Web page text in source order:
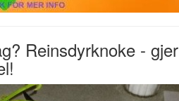
Reinsdyrknoke -